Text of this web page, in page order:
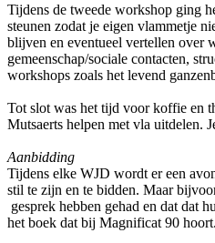
Tijdens de tweede workshop ging
steunen zodat je eigen vlammetje
blijven en eventueel vertellen over
gemeenschap/sociale contacten,
workshops zoals het levend
Tot slot was het tijd voor koffie en
Mutsaerts helpen met vla uitdelen.
Aanbidding
Tijdens elke WJD wordt er een
stil te zijn en te bidden. Maar
gesprek hebben gehad en dat dat
het boek dat bij Magnificat 90